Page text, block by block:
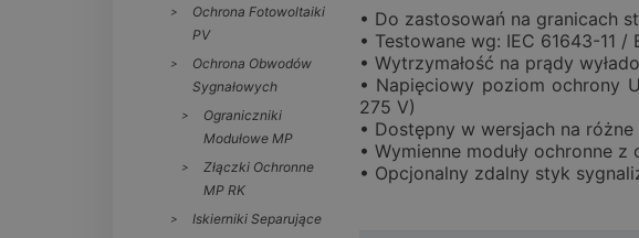
Ochrona Fotowoltaiki
PV
Ochrona Obwodów
Sygnałowych
Ograniczniki
Modułowe MP
Złączki Ochronne
MP RK
Iskierniki Separujące
• Do zastosowań na granicach
• Testowane wg: IEC 61643-11 /
• Wytrzymałość na prądy
• Napięciowy poziom ochrony
275 V)
• Dostępny w wersjach na
• Wymienne moduły ochronne
• Opcjonalny zdalny styk